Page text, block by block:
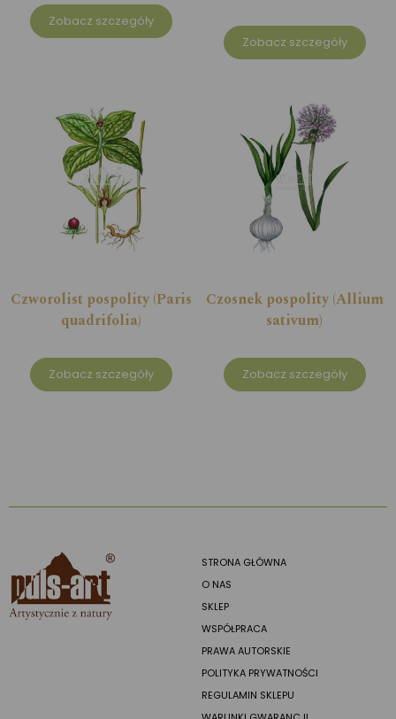
Zobacz szczegóły
Zobacz szczegóły
Czworolist pospolity (Paris
quadrifolia)
Zobacz szczegóły
Czosnek pospolity (Allium
sativum)
Zobacz szczegóły
STRONA GŁÓWNA
O NAS
SKLEP
WSPÓŁPRACA
PRAWA AUTORSKIE
POLITYKA PRYWATNOŚCI
REGULAMIN SKLEPU